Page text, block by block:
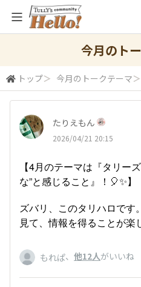
今月のト
トップ＞ 今月のトークテーマ＞
たりえもん
2026/04/21 20:15
【4月のテーマは『タリー
な”と感じること』！🎈✨】
ズバリ、このタリハロです
見て、情報を得ることが楽
もれぱ、 他12人がいいね